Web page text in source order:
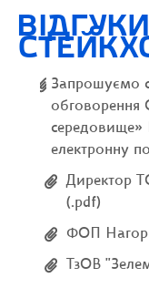
ВІДГУКИ
Запрошуємо
обговорення
середовище»
електронну
Директор
(.pdf)
ФОП
ТзОВ